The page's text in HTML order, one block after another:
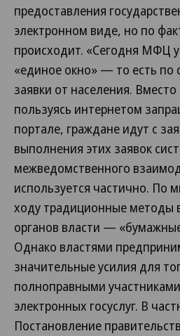
предоставления
электронном виде, но по
происходит. «Сегодня МФЦ
«единое окно» — то есть по
заявки от населения.
пользуясь интернетом
портале, граждане идут с
выполнения этих заявок
межведомственного
используется частично. По
ходу традиционные методы
органов власти —
Однако властями
значительные усилия для
полноправными
электронных госуслуг. В
Постановление